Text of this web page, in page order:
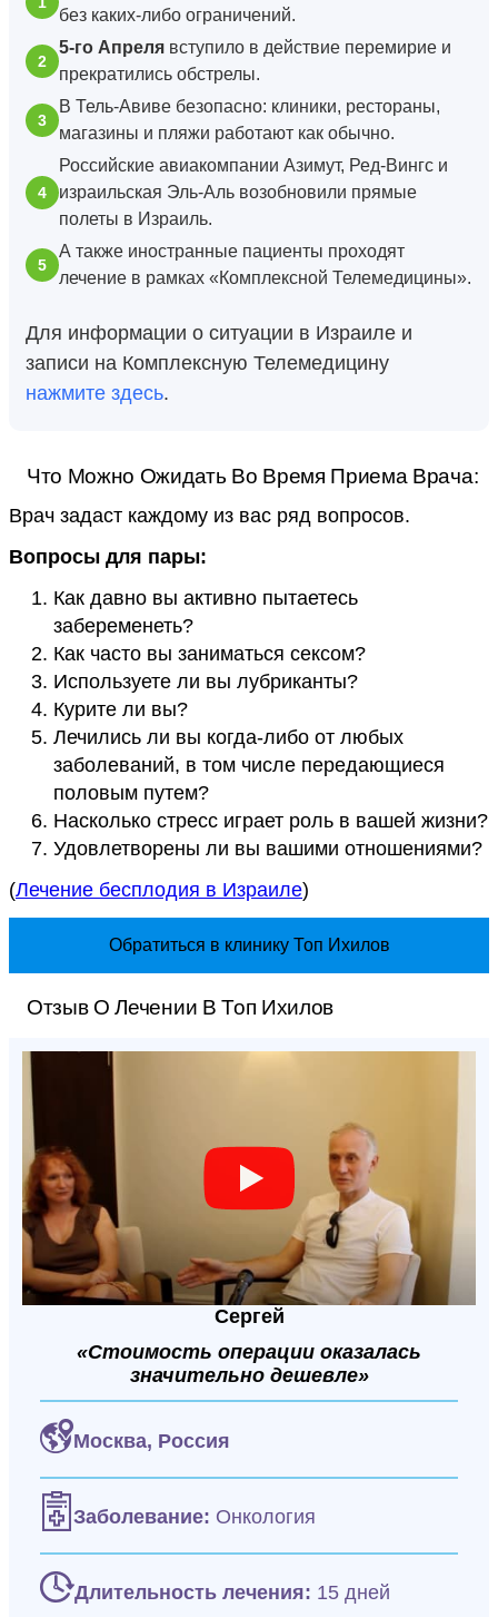
без каких-либо ограничений.
5-го Апреля вступило в действие перемирие и
прекратились обстрелы.
В Тель-Авиве безопасно: клиники, рестораны,
магазины и пляжи работают как обычно.
Российские авиакомпании Азимут, Ред-Вингс и
израильская Эль-Аль возобновили прямые
полеты в Израиль.
А также иностранные пациенты проходят
лечение в рамках «Комплексной Телемедицины».
Для информации о ситуации в Израиле и
записи на Комплексную Телемедицину
нажмите здесь.
Что Можно Ожидать Во Время Приема Врача:
Врач задаст каждому из вас ряд вопросов.
Вопросы для пары:
Как давно вы активно пытаетесь
забеременеть?
Как часто вы заниматься сексом?
Используете ли вы лубриканты?
Курите ли вы?
Лечились ли вы когда-либо от любых
заболеваний, в том числе передающиеся
половым путем?
Насколько стресс играет роль в вашей жизни?
Удовлетворены ли вы вашими отношениями?
(Лечение бесплодия в Израиле)
Обратиться в клинику Топ Ихилов
Отзыв О Лечении В Топ Ихилов
Сергей
«Стоимость операции оказалась
значительно дешевле»
Москва, Россия
Заболевание: Онкология
Длительность лечения: 15 дней